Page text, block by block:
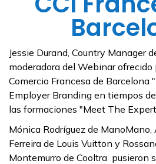
Jessie Durand, Country Manager
moderadora del Webinar ofrecido
Comercio Francesa de Barcelona
Employer Branding en tiempos
las formaciones "Meet The
Mónica Rodríguez de
Ferreira de Louis Vuitton y
Montemurro de Cooltra pusieron